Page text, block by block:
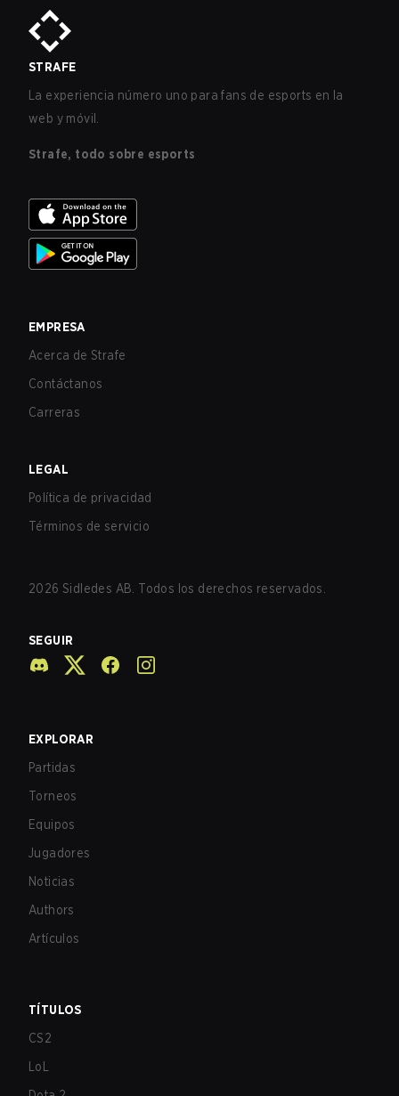
STRAFE
La experiencia número uno para fans de esports en la
web y móvil.
Strafe, todo sobre esports
EMPRESA
Acerca de Strafe
Contáctanos
Carreras
LEGAL
Política de privacidad
Términos de servicio
2026 Sidledes AB. Todos los derechos reservados.
SEGUIR
EXPLORAR
Partidas
Torneos
Equipos
Jugadores
Noticias
Authors
Artículos
TÍTULOS
CS2
LoL